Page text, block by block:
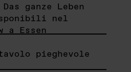
ganze Leben
nel
a Essen
pieghevole